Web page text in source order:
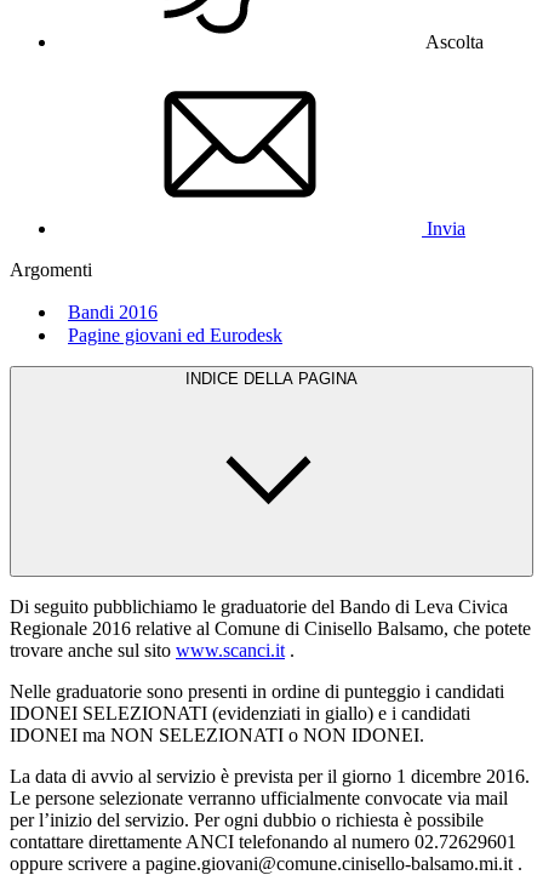
Ascolta
Invia
Argomenti
Bandi 2016
Pagine giovani ed Eurodesk
INDICE DELLA PAGINA
Di seguito pubblichiamo le graduatorie del Bando di Leva Civica
Regionale 2016 relative al Comune di Cinisello Balsamo, che potete
trovare anche sul sito www.scanci.it .
Nelle graduatorie sono presenti in ordine di punteggio i candidati
IDONEI SELEZIONATI (evidenziati in giallo) e i candidati
IDONEI ma NON SELEZIONATI o NON IDONEI.
La data di avvio al servizio è prevista per il giorno 1 dicembre 2016.
Le persone selezionate verranno ufficialmente convocate via mail
per l’inizio del servizio. Per ogni dubbio o richiesta è possibile
contattare direttamente ANCI telefonando al numero 02.72629601
oppure scrivere a pagine.giovani@comune.cinisello-balsamo.mi.it .